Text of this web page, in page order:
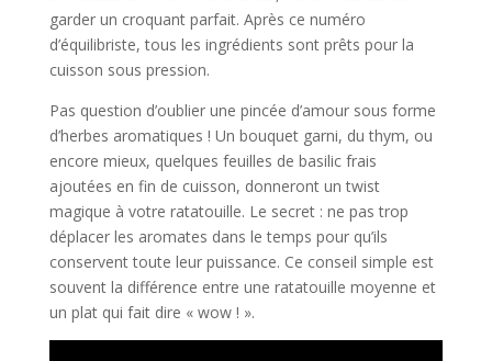
garder un croquant parfait. Après ce numéro
d’équilibriste, tous les ingrédients sont prêts pour la
cuisson sous pression.
Pas question d’oublier une pincée d’amour sous forme
d’herbes aromatiques ! Un bouquet garni, du thym, ou
encore mieux, quelques feuilles de basilic frais
ajoutées en fin de cuisson, donneront un twist
magique à votre ratatouille. Le secret : ne pas trop
déplacer les aromates dans le temps pour qu’ils
conservent toute leur puissance. Ce conseil simple est
souvent la différence entre une ratatouille moyenne et
un plat qui fait dire « wow ! ».